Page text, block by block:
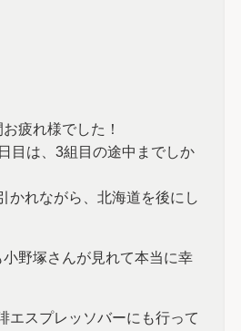
疲れ様でした！
目は、3組目の途中までしか
かれながら、北海道を後にし
野塚さんが見れて本当に幸
エスプレッソバーにも行って